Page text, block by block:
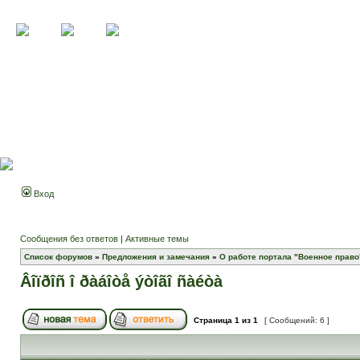
Вход
Сообщения без ответов | Активные темы
Список форумов » Предложения и замечания » О работе портала "Военное
Âîïðîñ î ðàáîòå ýòîãî ñàéòà
Страница 1 из 1 [ Сообщений: 6 ]